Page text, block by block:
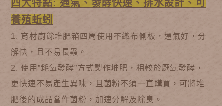
四大特點: 通氣、發酵快速、排水設計、可
養殖蚯蚓
1. 育材廚餘堆肥箱四周使用不織布側板，通氣好，分
解快，且不易長蟲。
2. 使用”耗氧發酵”方式製作堆肥，相較於厭氧發酵，
更快速不易產生異味，且菌粉不須一直購買，可將堆
肥後的成品當作菌粉，加速分解及除臭。